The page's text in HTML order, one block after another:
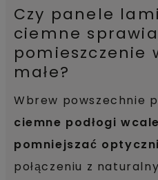
Czy panele
ciemne
pomieszczenie
małe?
Wbrew powszechnie
ciemne podłogi
pomniejszać
połączeniu z